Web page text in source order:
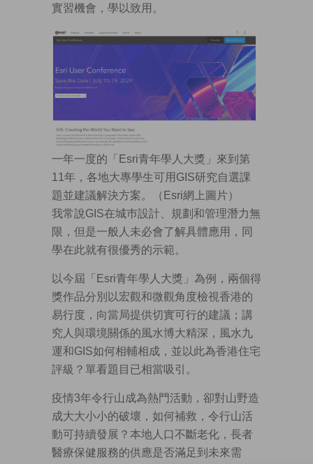
實習機會，學以致用。
一年一度的「Esri青年學人大獎」來到第
11年，各地大專學生可用GIS研究自選課
題並建議解決方案。（Esri網上圖片）
我常說GIS在城巿設計、規劃和管理潛力無
限，但是一般人未必會了解具體應用，同
學在此就有很優秀的示範。
以今屆「Esri青年學人大獎」為例，兩個得
獎作品分別以宏觀和微觀角度檢視香港的
易行度，向當局提供切實可行的建議；講
究人與環境關係的風水博大精深，風水九
運和GIS如何相輔相成，並以此為香港住宅
評級？單看題目已相當吸引。
疫情3年令行山成為熱門活動，卻對山野造
成大大小小的破壞，如何補救，令行山活
動可持續發展？本地人口不斷老化，長者
醫療保健服務的供應是否滿足到未來需